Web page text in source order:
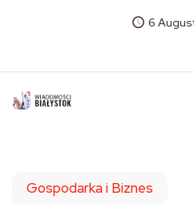
6
Gospodarka i Biznes